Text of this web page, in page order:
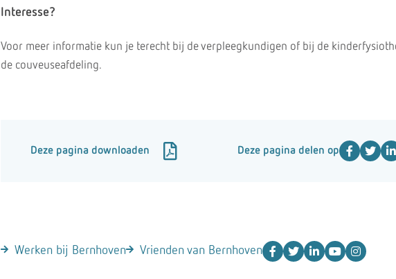
Interesse?
Voor meer informatie kun je terecht bij de verpleegkundigen of bij de
de couveuseafdeling.
Deze pagina downloaden Deze pagina delen op
Werken bij Bernhoven Vrienden van Bernhoven